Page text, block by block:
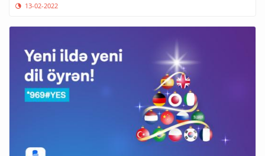
13-02-2022